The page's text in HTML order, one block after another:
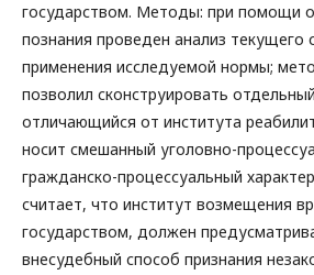
государством. Методы: при помощи
познания проведен анализ текущего
применения исследуемой нормы;
позволил сконструировать
отличающийся от института
носит смешанный уголовно-
гражданско-процессуальный
считает, что институт возмещения
государством, должен
внесудебный способ признания